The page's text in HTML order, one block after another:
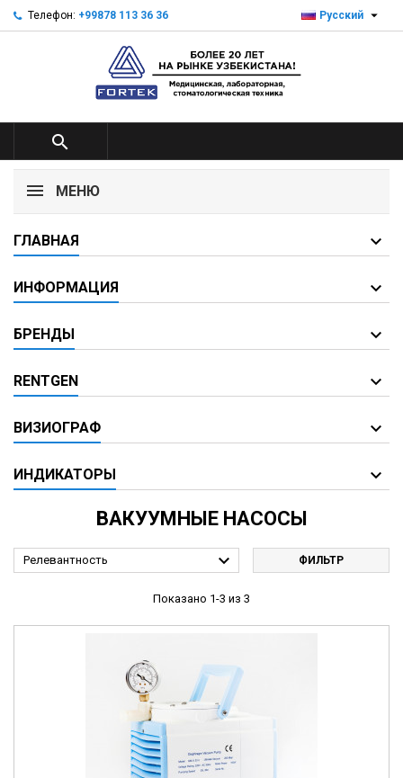
Телефон: +99878 113 36 36 Русский 

МЕНЮ
ГЛАВНАЯ
ИНФОРМАЦИЯ
БРЕНДЫ
RENTGEN
ВИЗИОГРАФ
ИНДИКАТОРЫ
ВАКУУМНЫЕ НАСОСЫ
Релевантность  ФИЛЬТР
Показано 1-3 из 3